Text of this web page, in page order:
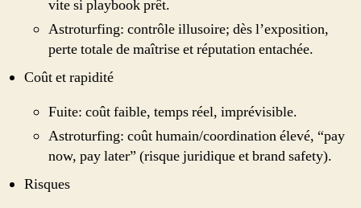
vite si playbook prêt.
Astroturfing: contrôle illusoire; dès l’exposition,
perte totale de maîtrise et réputation entachée.
Coût et rapidité
Fuite: coût faible, temps réel, imprévisible.
Astroturfing: coût humain/coordination élevé, “pay
now, pay later” (risque juridique et brand safety).
Risques